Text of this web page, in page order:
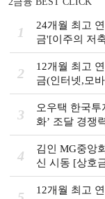
1
24개월 최고
금'[이주의 저
2
12개월 최고
금(인터넷,모
예금금리-8월
3
오우택 한국투
화ʼ 조달 경쟁
(12)]
4
김인 MG중앙
신 시동 [상호
12개월 최고